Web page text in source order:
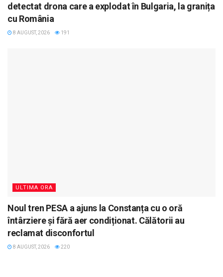
detectat drona care a explodat în Bulgaria, la granița
cu România
8 AUGUST, 2026 191
ULTIMA ORA
Noul tren PESA a ajuns la Constanța cu o oră
întârziere și fără aer condiționat. Călătorii au
reclamat disconfortul
8 AUGUST, 2026 220